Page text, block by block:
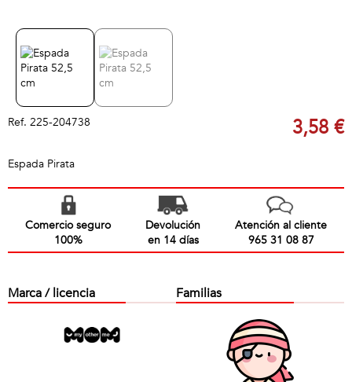
Ref. 225-204738 3,58 €
Espada Pirata
Comercio seguro
100%
Devolución
en 14 días
Atención al cliente
965 31 08 87
Marca / licencia Familias